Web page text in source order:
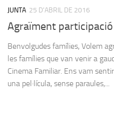
JUNTA 25 D'ABRIL DE 2016
Agraïment
Benvolgudes famílies, Volem
les famílies que van venir a
Cinema Familiar. Ens vam
una pel·lícula, sense paraules,...